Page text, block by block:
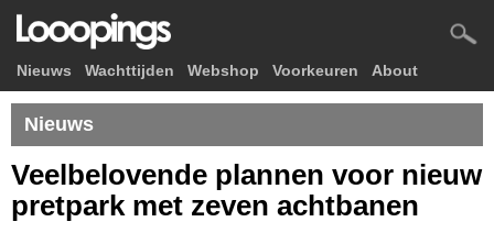
Nieuws Wachttijden Webshop Voorkeuren About
Nieuws
Veelbelovende plannen voor nieuw
pretpark met zeven achtbanen